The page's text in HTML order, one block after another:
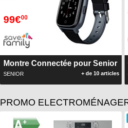
99€00
Montre Connectée pour Senior
SENIOR + de 10 articles
PROMO